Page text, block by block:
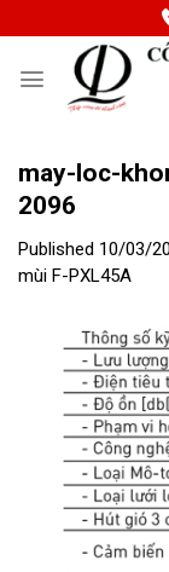
to
may-loc-
2096
Published 10/03/
mùi F-PXL45A